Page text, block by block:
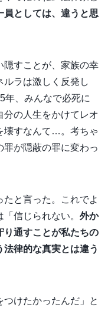
員としては、違うと思
隠すことが、家族の幸
ラは激しく反発し
年、みんなで必死に
の人生をかけてレオ
壊すなんて…。考ちゃ
罪が隠蔽の罪に変わっ
と言った。これでよ
信じられない。 外か
り通すことが私たちの
律的な真実とは違う
けたかったんだ」と